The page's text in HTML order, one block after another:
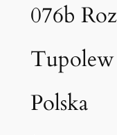
076b
Polska